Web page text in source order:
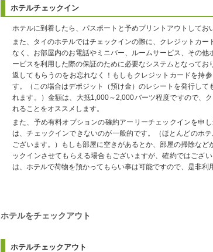
ホテルチェックイン
ホテルに到着したら、パスポートと予めプリントアウトしてお
また、タイのホテルではチェックインの際に、クレジットカ
なく、お部屋内のお電話やミニバー、ルームサービス、その
ービスを利用した際の保証のために必要なシステムとなって
返してもらうのをお忘れなく！もしもクレジットカードを持
す。（この場合はデポジット（預け金）のレシートを発行し
れます。）金額は、大抵1,000～2,000バーツ程度ですので、
れることをオススメします。
また、予め有料オプションの確約アーリーチェックインを申
は、チェックインできないのが一般的です。（ほとんどのホ
ございます。）もしも部屋に空きがあるとか、部屋の掃除な
ックインさせてもらえる場合もございますが、確約ではござ
は、ホテルで荷物を預かってもらい事は可能ですので、是非利
ホテルをチェックアウト
ホテルチェックアウト